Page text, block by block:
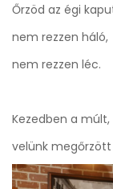
Őrzöd az égi
nem rezzen háló,
nem rezzen léc.
Kezedben a múlt,
velünk megőrzött